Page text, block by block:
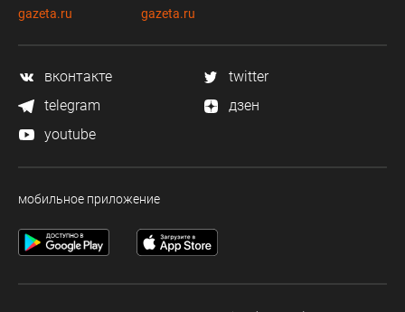
gazeta.ru
gazeta.ru
вконтакте
twitter
telegram
дзен
youtube
мобильное приложение